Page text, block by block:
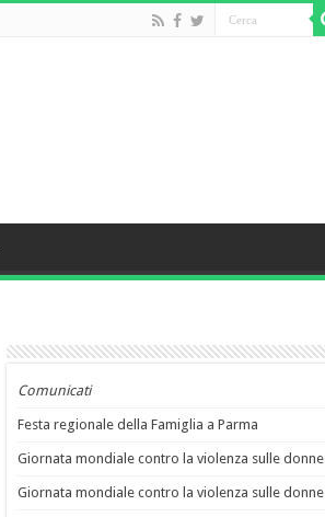
Comunicati
Festa regionale della Famiglia a Parma
Giornata mondiale contro la violenza sulle donne
Giornata mondiale contro la violenza sulle donne